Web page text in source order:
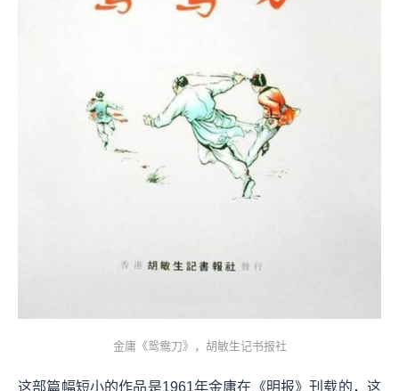
金庸《鸳鸯刀》，胡敏生记书报社
这部篇幅短小的作品是1961年金庸在《明报》刊载的，这